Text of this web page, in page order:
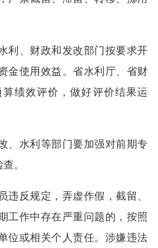
利、财政和发改部门按要求开
金使用效益。 省水利厅、省财
绩效评价，做好评价结果运
、水利等部门要加强对前期专
。
违反规定，弄虚作假，截留、
工作中存在严重问题的 ， 按照
位或相关个人责任。 涉嫌违法